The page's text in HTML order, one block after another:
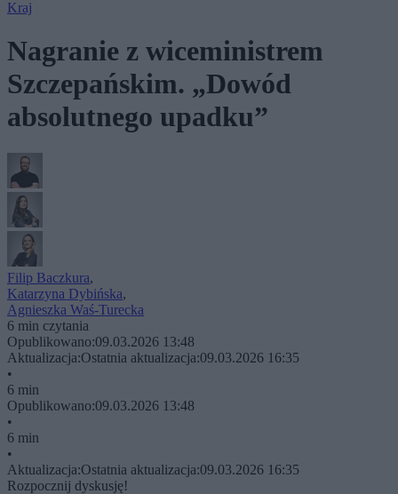
Kraj
Nagranie z wiceministrem
Szczepańskim. „Dowód
absolutnego upadku”
Filip Baczkura,
Katarzyna Dybińska,
Agnieszka Waś-Turecka
6 min czytania
Opublikowano:09.03.2026 13:48
Aktualizacja:Ostatnia aktualizacja:09.03.2026 16:35
•
6 min
Opublikowano:09.03.2026 13:48
•
6 min
•
Aktualizacja:Ostatnia aktualizacja:09.03.2026 16:35
Rozpocznij dyskusję!